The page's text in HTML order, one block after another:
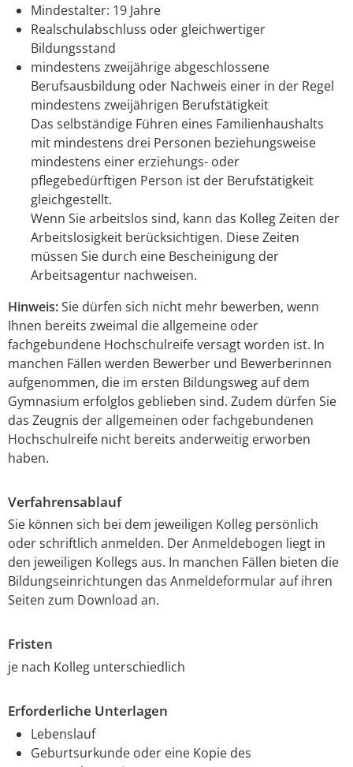
Mindestalter: 19 Jahre
Realschulabschluss oder gleichwertiger
Bildungsstand
mindestens zweijährige abgeschlossene
Berufsausbildung oder Nachweis einer in der Regel
mindestens zweijährigen Berufstätigkeit
Das selbständige Führen eines Familienhaushalts
mit mindestens drei Personen beziehungsweise
mindestens einer erziehungs- oder
pflegebedürftigen Person ist der Berufstätigkeit
gleichgestellt.
Wenn Sie arbeitslos sind, kann das Kolleg Zeiten der
Arbeitslosigkeit berücksichtigen. Diese Zeiten
müssen Sie durch eine Bescheinigung der
Arbeitsagentur nachweisen.
Hinweis:Sie dürfen sich nicht mehr bewerben, wenn
Ihnen bereits zweimal die allgemeine oder
fachgebundene Hochschulreife versagt worden ist. In
manchen Fällen werden Bewerber und Bewerberinnen
aufgenommen, die im ersten Bildungsweg auf dem
Gymnasium erfolglos geblieben sind. Zudem dürfen Sie
das Zeugnis der allgemeinen oder fachgebundenen
Hochschulreife nicht bereits anderweitig erworben
haben.
Verfahrensablauf
Sie können sich bei dem jeweiligen Kolleg persönlich
oder schriftlich anmelden. Der Anmeldebogen liegt in
den jeweiligen Kollegs aus. In manchen Fällen bieten die
Bildungseinrichtungen das Anmeldeformular auf ihren
Seiten zum Download an.
Fristen
je nach Kolleg unterschiedlich
Erforderliche Unterlagen
Lebenslauf
Geburtsurkunde oder eine Kopie des